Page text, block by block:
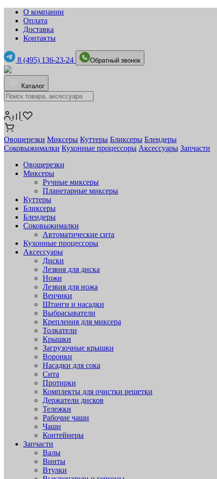
О компании
Оплата
Доставка
Контакты
8 (495) 136-23-24 Обратный звонок
Каталог
Овощерезки Миксеры Куттеры Бликсеры Блендеры
Соковыжималки Кухонные процессоры Аксессуары Запчасти
Овощерезки
Миксеры
Ручные миксеры
Планетарные миксеры
Куттеры
Бликсеры
Блендеры
Соковыжималки
Автоматические сита
Кухонные процессоры
Аксессуары
Диски
Лезвия для диска
Ножи
Лезвия для ножа
Венчики
Штанги и насадки
Выбрасыватели
Крепления для миксера
Толкатели
Крышки
Загрузочные крышки
Воронки
Насадки для сока
Сита
Протирки
Комплекты для очистки решетки
Держатели дисков
Тележки
Рабочие чаши
Чаши
Контейнеры
Запчасти
Валы
Винты
Втулки